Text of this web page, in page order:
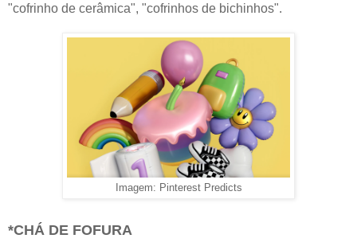
"cofrinho de cerâmica", "cofrinhos de bichinhos".
Imagem: Pinterest Predicts
*CHÁ DE FOFURA